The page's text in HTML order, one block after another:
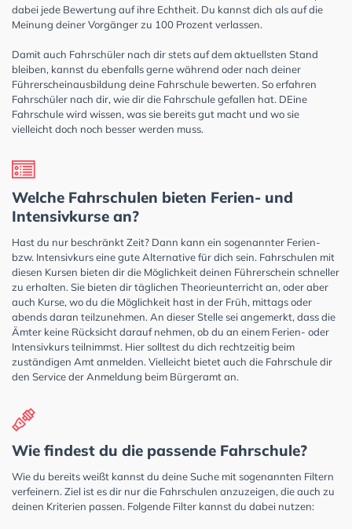
dabei jede Bewertung auf ihre Echtheit. Du kannst dich als auf die
Meinung deiner Vorgänger zu 100 Prozent verlassen.
Damit auch Fahrschüler nach dir stets auf dem aktuellsten Stand
bleiben, kannst du ebenfalls gerne während oder nach deiner
Führerscheinausbildung deine Fahrschule bewerten. So erfahren
Fahrschüler nach dir, wie dir die Fahrschule gefallen hat. DEine
Fahrschule wird wissen, was sie bereits gut macht und wo sie
vielleicht doch noch besser werden muss.
Welche Fahrschulen bieten Ferien- und
Intensivkurse an?
Hast du nur beschränkt Zeit? Dann kann ein sogenannter Ferien-
bzw. Intensivkurs eine gute Alternative für dich sein. Fahrschulen mit
diesen Kursen bieten dir die Möglichkeit deinen Führerschein schneller
zu erhalten. Sie bieten dir täglichen Theorieunterricht an, oder aber
auch Kurse, wo du die Möglichkeit hast in der Früh, mittags oder
abends daran teilzunehmen. An dieser Stelle sei angemerkt, dass die
Ämter keine Rücksicht darauf nehmen, ob du an einem Ferien- oder
Intensivkurs teilnimmst. Hier solltest du dich rechtzeitig beim
zuständigen Amt anmelden. Vielleicht bietet auch die Fahrschule dir
den Service der Anmeldung beim Bürgeramt an.
Wie findest du die passende Fahrschule?
Wie du bereits weißt kannst du deine Suche mit sogenannten Filtern
verfeinern. Ziel ist es dir nur die Fahrschulen anzuzeigen, die auch zu
deinen Kriterien passen. Folgende Filter kannst du dabei nutzen: